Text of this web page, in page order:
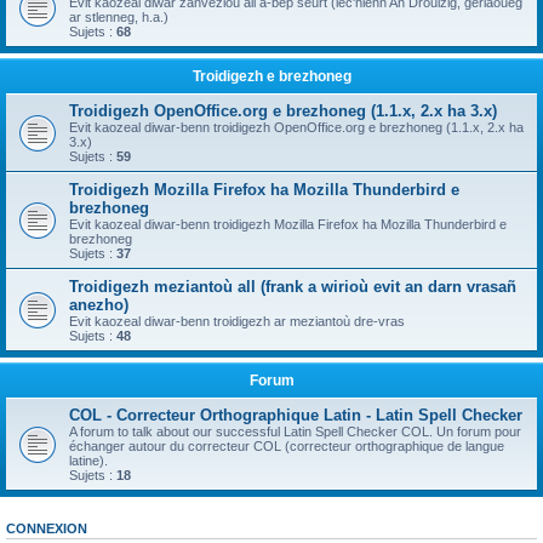
ar stlenneg, h.a.)
Sujets : 68
Troidigezh e brezhoneg
Troidigezh OpenOffice.org e brezhoneg (1.1.x, 2.x ha 3.x)
Evit kaozeal diwar-benn troidigezh OpenOffice.org e brezhoneg (1.1.x, 2.x ha
3.x)
Sujets : 59
Troidigezh Mozilla Firefox ha Mozilla Thunderbird e
brezhoneg
Evit kaozeal diwar-benn troidigezh Mozilla Firefox ha Mozilla Thunderbird e
brezhoneg
Sujets : 37
Troidigezh meziantoù all (frank a wirioù evit an darn vrasañ
anezho)
Evit kaozeal diwar-benn troidigezh ar meziantoù dre-vras
Sujets : 48
Forum
COL - Correcteur Orthographique Latin - Latin Spell Checker
A forum to talk about our successful Latin Spell Checker COL. Un forum pour
échanger autour du correcteur COL (correcteur orthographique de langue
latine).
Sujets : 18
CONNEXION